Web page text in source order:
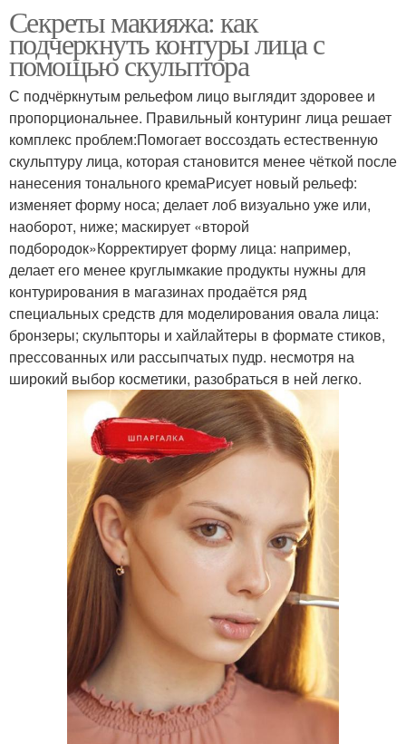
Секреты макияжа: как
подчеркнуть контуры лица с
помощью скульптора
С подчёркнутым рельефом лицо выглядит здоровее и
пропорциональнее. Правильный контуринг лица решает
комплекс проблем:Помогает воссоздать естественную
скульптуру лица, которая становится менее чёткой после
нанесения тонального кремаРисует новый рельеф:
изменяет форму носа; делает лоб визуально уже или,
наоборот, ниже; маскирует «второй
подбородок»Корректирует форму лица: например,
делает его менее круглымкакие продукты нужны для
контурирования в магазинах продаётся ряд
специальных средств для моделирования овала лица:
бронзеры; скульпторы и хайлайтеры в формате стиков,
прессованных или рассыпчатых пудр. несмотря на
широкий выбор косметики, разобраться в ней легко.